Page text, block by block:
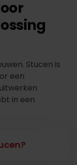
Stucen is
een
in een